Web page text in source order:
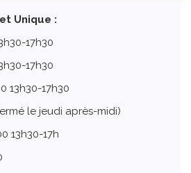
Unique :
17h30
17h30
13h30-17h30
le jeudi après-midi)
13h30-17h